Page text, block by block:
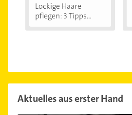
Lockige Haare
pflegen: 3 Tipps...
Aktuelles aus erster Hand